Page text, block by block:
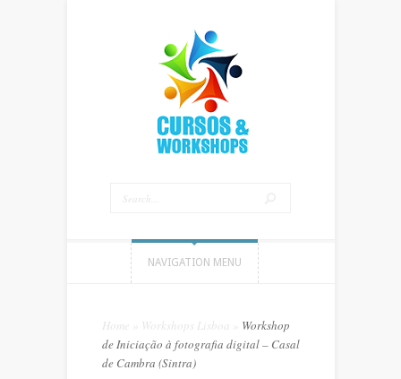
NAVIGATION MENU
Home Workshops Lisboa
Workshop
de Iniciação à fotografia digital – Casal
de Cambra (Sintra)